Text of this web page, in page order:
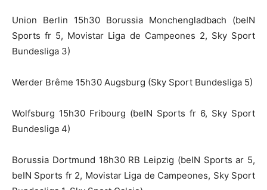
Union Berlin 15h30 Borussia Monchengladbach (beIN
Sports fr 5, Movistar Liga de Campeones 2, Sky Sport
Bundesliga 3)
Werder Brême 15h30 Augsburg (Sky Sport Bundesliga 5)
Wolfsburg 15h30 Fribourg (beIN Sports fr 6, Sky Sport
Bundesliga 4)
Borussia Dortmund 18h30 RB Leipzig (beIN Sports ar 5,
beIN Sports fr 2, Movistar Liga de Campeones, Sky Sport